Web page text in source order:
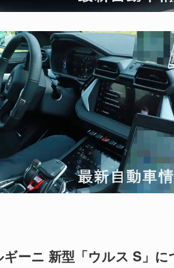
ーニ 新型「ウルス S」に